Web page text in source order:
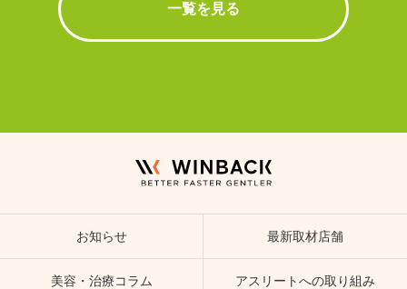
一覧を見る
お知らせ 最新取材店舗
美容・治療コラム アスリートへの取り組み